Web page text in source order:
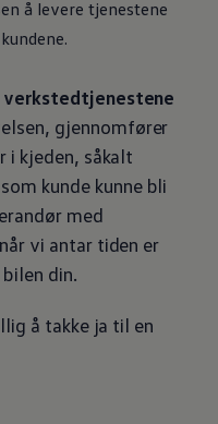
å levere tjenestene
gjennomfører
i kjeden, såkalt
kunde kunne bli
med
vi antar tiden er
din.
å takke ja til en